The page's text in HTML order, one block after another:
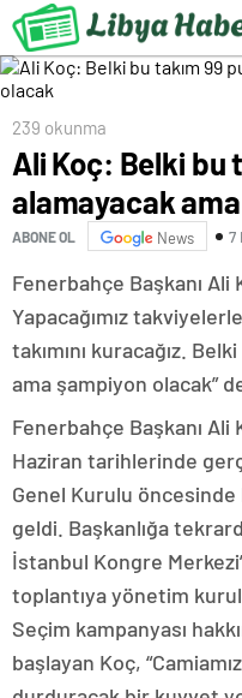
239 okunma
Ali Koç: Belki bu
alamayacak
ABONE OL News 7
Fenerbahçe Başkanı Ali
Yapacağımız
takımını kuracağız.
ama şampiyon olacak”
Fenerbahçe Başkanı
Haziran tarihlerinde
Genel Kurulu
geldi. Başkanlığa
İstanbul Kongre
toplantıya yönetim
Seçim kampanyası
başlayan Koç,